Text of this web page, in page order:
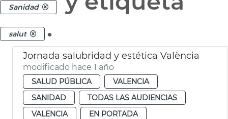
Sanidad
salut .
Jornada salubridad y estética València
modificado hace 1 año
SALUD PÚBLICA
VALENCIA
SANIDAD
TODAS LAS AUDIENCIAS
VALENCIA
EN PORTADA